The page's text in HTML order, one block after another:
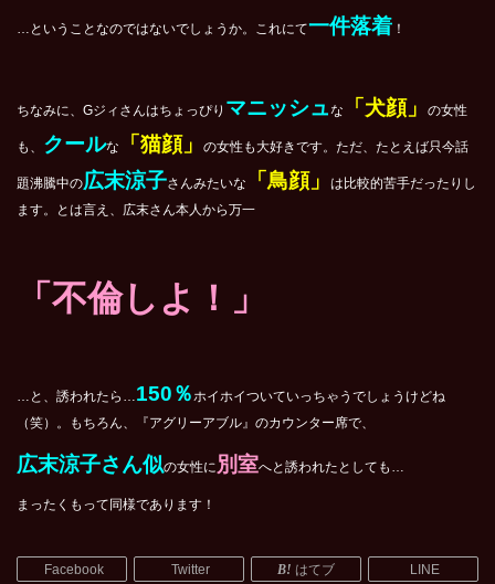
…ということなのではないでしょうか。これにて一件落着 ！
ちなみに、Gジィさんはちょっぴり マニッシュな 「犬顔」 の女性
も、 クールな 「猫顔」 の女性も大好きです。ただ、たとえば只今話
題沸騰中の広末涼子さんみたいな 「鳥顔」
は比較的苦手だったりし
ます。とは言え、広末さん本人から万一
「不倫しよ！」
…と、誘われたら…150％ホイホイついていっちゃうでしょうけどね
（笑）。もちろん、『アグリーアブル』のカウンター席で、
広末涼子さん似の女性に 別室へと誘われたとしても…
まったくもって同様であります！
Facebook Twitter はてブ LINE